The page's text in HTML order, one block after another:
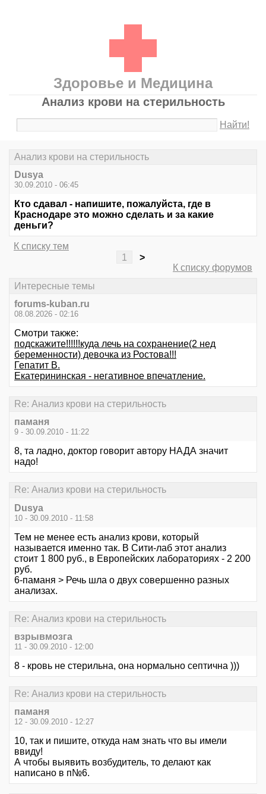
Здоровье и Медицина
Анализ крови на стерильность
Найти!
Анализ крови на стерильность
Dusya
30.09.2010 - 06:45
Кто сдавал - напишите, пожалуйста, где в
Краснодаре это можно сделать и за какие
деньги?
К списку тем
1
>
К списку форумов
Интересные темы
forums-kuban.ru
08.08.2026 - 02:16
Смотри также:
подскажите!!!!!!куда лечь на сохранение(2 нед
беременности) девочка из Ростова!!!
Гепатит В.
Екатерининская - негативное впечатление.
Re: Анализ крови на стерильность
паманя
9 - 30.09.2010 - 11:22
8, та ладно, доктор говорит автору НАДА значит
надо!
Re: Анализ крови на стерильность
Dusya
10 - 30.09.2010 - 11:58
Тем не менее есть анализ крови, который
называется именно так. В Сити-лаб этот анализ
стоит 1 800 руб., в Европейских лабораториях - 2 200
руб.
6-паманя > Речь шла о двух совершенно разных
анализах.
Re: Анализ крови на стерильность
взрывмозга
11 - 30.09.2010 - 12:00
8 - кровь не стерильна, она нормально септична )))
Re: Анализ крови на стерильность
паманя
12 - 30.09.2010 - 12:27
10, так и пишите, откуда нам знать что вы имели
ввиду!
А чтобы выявить возбудитель, то делают как
написано в п№6.